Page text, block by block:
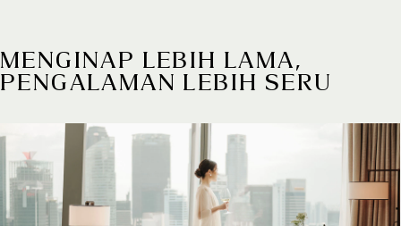
MENGINAP LEBIH LAMA,
PENGALAMAN LEBIH SERU